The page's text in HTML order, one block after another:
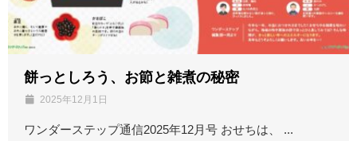
餅っとしろう、お節と雑煮の秘密
2025年12月1日
ワンダーステップ通信2025年12月号 おせちは、 ...